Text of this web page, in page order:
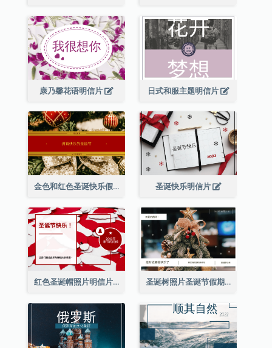
康乃馨花语明信片 日式和服主题明信片
金色和红色圣诞快乐假期明信片 圣诞快乐明信片
红色圣诞帽照片明信片 圣诞树照片圣诞节假期明信片